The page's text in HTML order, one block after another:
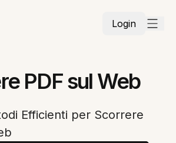
Login
PDF sul Web
Efficienti per Scorrere